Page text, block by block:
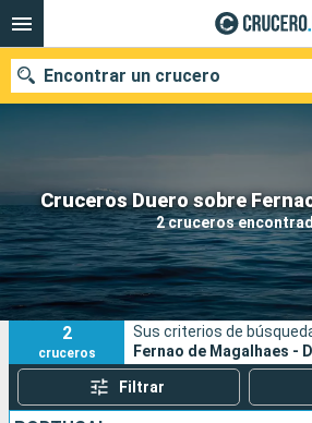
Cruceros Duero sobre
2 cruceros
Encontrar un crucero
Nuestros destinos
Fecha de salida
Puertos
2
cruceros
Sus criterios de
Fernao de Magalhaes -
Filtrar